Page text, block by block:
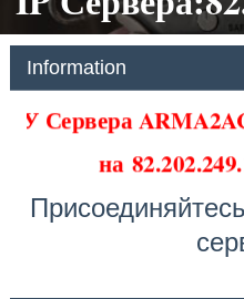
Information
У Сервера
на